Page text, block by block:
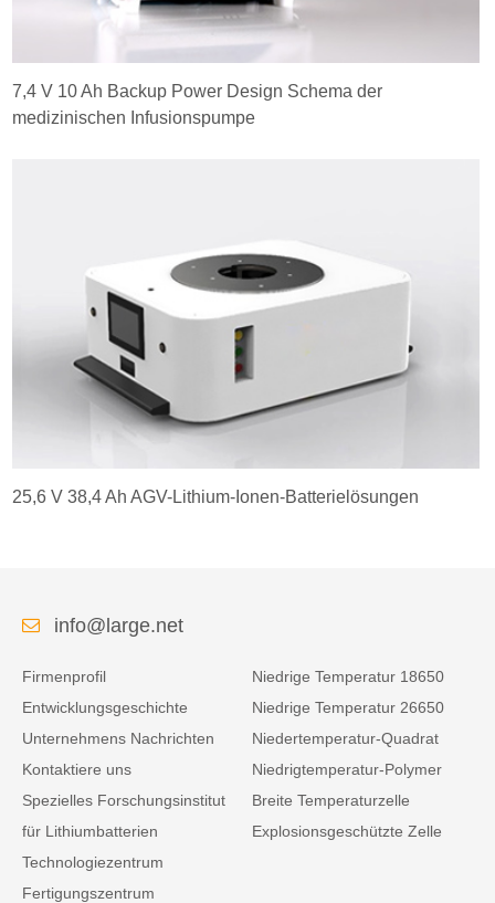
7,4 V 10 Ah Backup Power Design Schema der
medizinischen Infusionspumpe
25,6 V 38,4 Ah AGV-Lithium-Ionen-Batterielösungen
info@large.net
Firmenprofil
Entwicklungsgeschichte
Unternehmens Nachrichten
Kontaktiere uns
Spezielles Forschungsinstitut
für Lithiumbatterien
Technologiezentrum
Fertigungszentrum
Niedrige Temperatur 18650
Niedrige Temperatur 26650
Niedertemperatur-Quadrat
Niedrigtemperatur-Polymer
Breite Temperaturzelle
Explosionsgeschützte Zelle